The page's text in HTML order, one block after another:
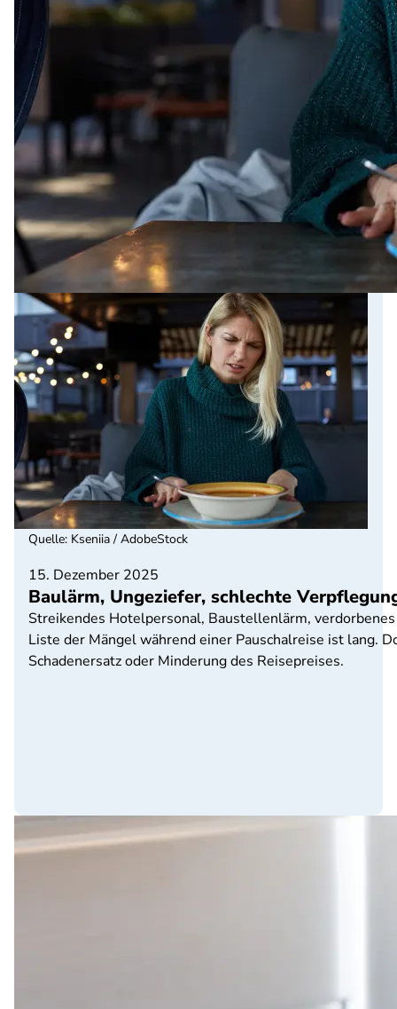
15. Dezember 2025
Baulärm, Ungeziefer, schlechte
Streikendes Hotelpersonal, Baustellenlärm,
Liste der Mängel während einer Pauschalreise ist lang.
Schadenersatz oder Minderung des Reisepreises.
Quelle: Kseniia / AdobeStock